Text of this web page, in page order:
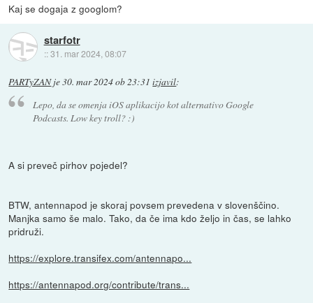
Kaj se dogaja z googlom?
starfotr
::31. mar 2024, 08:07
PARTyZANje30. mar 2024 ob 23:31 izjavil:
Lepo, da se omenja iOS aplikacijo kot alternativo Google
Podcasts. Low key troll? :)
A si preveč pirhov pojedel?
BTW, antennapod je skoraj povsem prevedena v slovenščino.
Manjka samo še malo. Tako, da če ima kdo željo in čas, se lahko
pridruži.
https://explore.transifex.com/antennapo...
https://antennapod.org/contribute/trans...